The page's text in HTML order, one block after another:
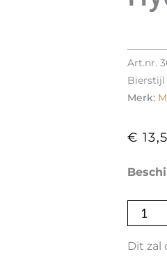
Art.nr.
Bierstijl
Merk:
€
Hydra
Blue
Milk
(Star
Dit zal